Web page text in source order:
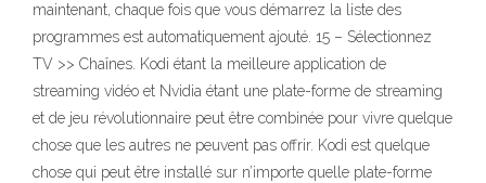
maintenant, chaque fois que vous démarrez la liste des
programmes est automatiquement ajouté. 15 – Sélectionnez
TV >> Chaînes. Kodi étant la meilleure application de
streaming vidéo et Nvidia étant une plate-forme de streaming
et de jeu révolutionnaire peut être combinée pour vivre quelque
chose que les autres ne peuvent pas offrir. Kodi est quelque
chose qui peut être installé sur n’importe quelle plate-forme